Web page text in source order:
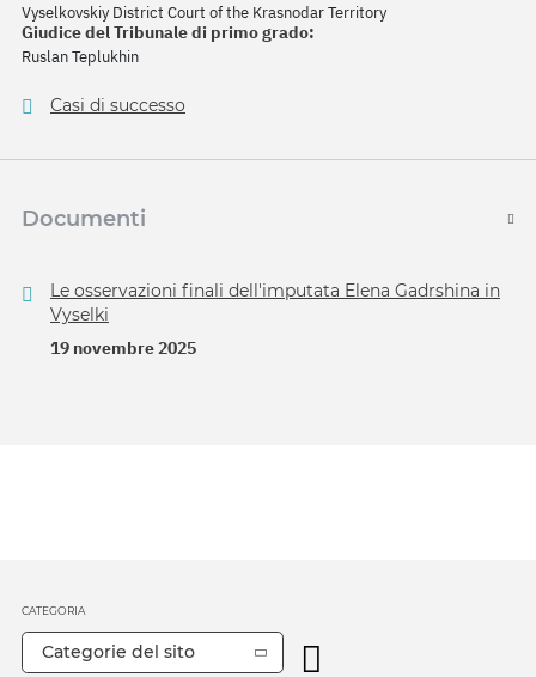
Vyselkovskiy District Court of the Krasnodar Territory
Giudice del Tribunale di primo grado:
Ruslan Teplukhin
Casi di successo
Documenti
Le osservazioni finali dell'imputata Elena Gadrshina in
Vyselki
19 novembre 2025
CATEGORIA
Categorie del sito